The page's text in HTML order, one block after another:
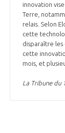
innovation
Terre,
relais. Selon
cette
disparaître les
cette
mois, et
La Tribune du